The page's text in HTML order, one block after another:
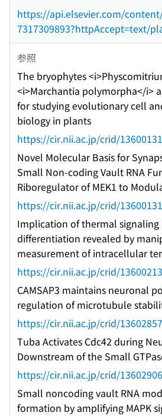
https://api.elsevier.com/
7317309893?httpAccept=text/
参照
The bryophytes
<i>Marchantia polymorpha</i>
for studying evolutionary cell
biology in plants
https://cir.nii.ac.jp/crid/
Novel Molecular Basis for
Small Non-coding Vault RNA
Riboregulator of MEK1 to
https://cir.nii.ac.jp/crid/
Implication of thermal
differentiation revealed by
measurement of intracellular
https://cir.nii.ac.jp/crid/
CAMSAP3 maintains neuronal
regulation of microtubule
https://cir.nii.ac.jp/crid/
Tuba Activates Cdc42 during
Downstream of the Small
https://cir.nii.ac.jp/crid/
Small noncoding vault RNA
formation by amplifying MAPK